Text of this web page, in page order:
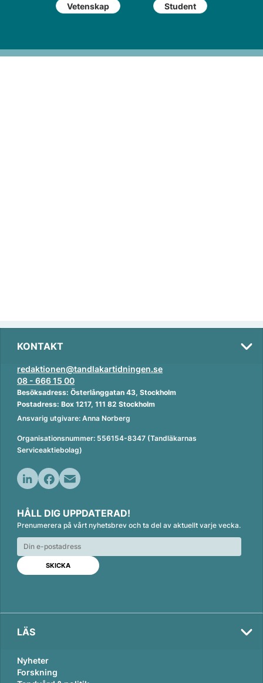
Vetenskap Student
KONTAKT
redaktionen@tandlakartidningen.se
08 - 666 15 00
Besöksadress: Österlånggatan 43, Stockholm
Postadress: Box 1217, 111 82 Stockholm
Ansvarig utgivare: Anna Norberg
Organisationsnummer: 556154-8347 (Tandläkarnas
Serviceaktiebolag)
n
k
e
d
n
c
e
b
o
o
k
a
i
l
HÅLL DIG UPPDATERAD!
Prenumerera på vårt nyhetsbrev och ta del av aktuellt varje vecka.
LÄS
Nyheter
Forskning